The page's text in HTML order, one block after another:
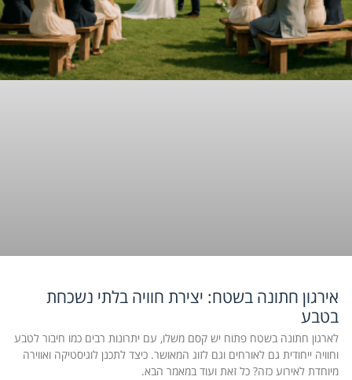
אירגון חתונה בשטח: יצירת חוויה בלתי נשכחת
בטבע
לארגון חתונה בשטח פתוח יש קסם משלו, עם יתרונות רבים כמו חיבור לטבע
וחוויה ייחודית גם לאורחים וגם לזוג המאושר. כיצד לתכנן לוגיסטיקה ואווירה
מיוחדת לאירוע כזה? כל זאת ועוד במאמר הבא.